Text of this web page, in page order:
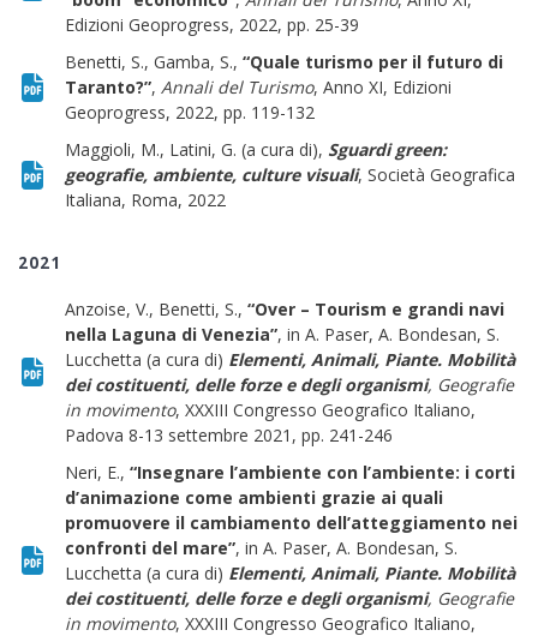
Edizioni Geoprogress, 2022, pp. 25-39
Benetti, S., Gamba, S., “Quale turismo per il futuro di
Taranto?”, Annali del Turismo, Anno XI, Edizioni
Geoprogress, 2022, pp. 119-132
Maggioli, M., Latini, G. (a cura di), Sguardi green:
geografie, ambiente, culture visuali, Società Geografica
Italiana, Roma, 2022
2021
Anzoise, V., Benetti, S., “Over – Tourism e grandi navi
nella Laguna di Venezia”, in A. Paser, A. Bondesan, S.
Lucchetta (a cura di) Elementi, Animali, Piante. Mobilità
dei costituenti, delle forze e degli organismi, Geografie
in movimento, XXXIII Congresso Geografico Italiano,
Padova 8-13 settembre 2021, pp. 241-246
Neri, E., “Insegnare l’ambiente con l’ambiente: i corti
d’animazione come ambienti grazie ai quali
promuovere il cambiamento dell’atteggiamento nei
confronti del mare”, in A. Paser, A. Bondesan, S.
Lucchetta (a cura di) Elementi, Animali, Piante. Mobilità
dei costituenti, delle forze e degli organismi, Geografie
in movimento, XXXIII Congresso Geografico Italiano,